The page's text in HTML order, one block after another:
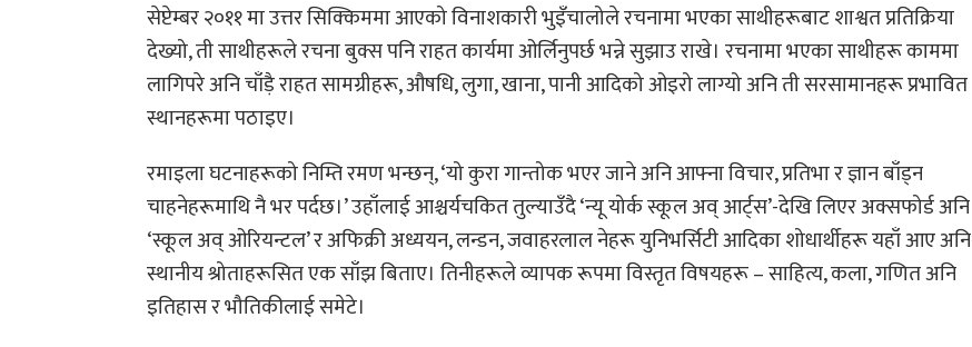
सेप्टेम्बर २०११ मा उत्तर सिक्किममा आएको विनाशकारी भुइँचालोले रचनामा भएका साथीहरूबाट शाश्वत प्रतिक्रिया
देख्यो, ती साथीहरूले रचना बुक्स पनि राहत कार्यमा ओर्लिनुपर्छ भन्ने सुझाउ राखे। रचनामा भएका साथीहरू काममा
लागिपरे अनि चाँड़ै राहत सामग्रीहरू, औषधि, लुगा, खाना, पानी आदिको ओइरो लाग्यो अनि ती सरसामानहरू प्रभावित
स्थानहरूमा पठाइए।
रमाइला घटनाहरूको निम्ति रमण भन्छन्, ‘यो कुरा गान्तोक भएर जाने अनि आफ्ना विचार, प्रतिभा र ज्ञान बाँड्न
चाहनेहरूमाथि नै भर पर्दछ।’ उहाँलाई आश्चर्यचकित तुल्याउँदै ‘न्यू योर्क स्कूल अव् आर्ट्स’-देखि लिएर अक्सफोर्ड अनि
‘स्कूल अव् ओरियन्टल’ र अफिक्री अध्ययन, लन्डन, जवाहरलाल नेहरू युनिभर्सिटी आदिका शोधार्थीहरू यहाँ आए अनि
स्थानीय श्रोताहरूसित एक साँझ बिताए। तिनीहरूले व्यापक रूपमा विस्तृत विषयहरू – साहित्य, कला, गणित अनि
इतिहास र भौतिकीलाई समेटे।